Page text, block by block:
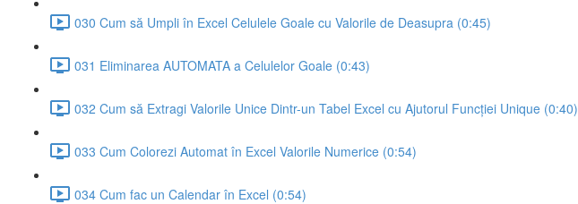
030 Cum să Umpli în Excel Celulele Goale cu Valorile de Deasupra (0:45)
031 Eliminarea AUTOMATA a Celulelor Goale (0:43)
032 Cum să Extragi Valorile Unice Dintr-un Tabel Excel cu Ajutorul Funcției Unique (0:40)
033 Cum Colorezi Automat în Excel Valorile Numerice (0:54)
034 Cum fac un Calendar în Excel (0:54)